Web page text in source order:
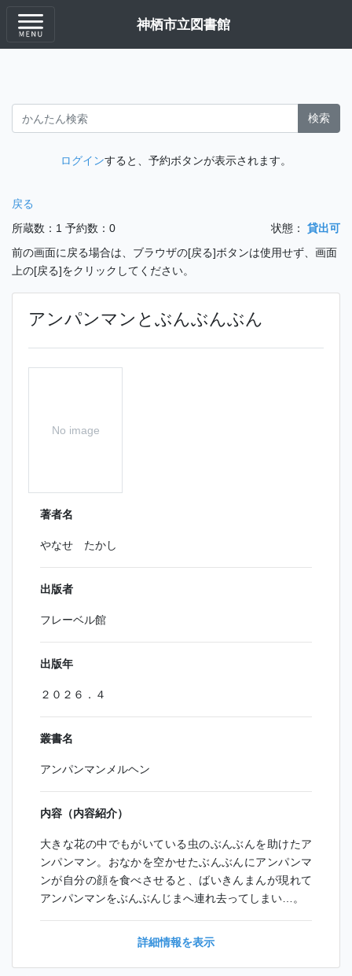
神栖市立図書館
検索
ログインすると、予約ボタンが表示されます。
戻る
所蔵数：1 予約数：0 状態：
貸出可
前の画面に戻る場合は、ブラウザの[戻る]ボタンは使用せず、画面
上の[戻る]をクリックしてください。
アンパンマンとぶんぶんぶん
No image
著者名
やなせ たかし
出版者
フレーベル館
出版年
２０２６．４
叢書名
アンパンマンメルヘン
内容（内容紹介）
大きな花の中でもがいている虫のぶんぶんを助けたア
ンパンマン。おなかを空かせたぶんぶんにアンパンマ
ンが自分の顔を食べさせると、ばいきんまんが現れて
アンパンマンをぶんぶんじまへ連れ去ってしまい…。
詳細情報を表示